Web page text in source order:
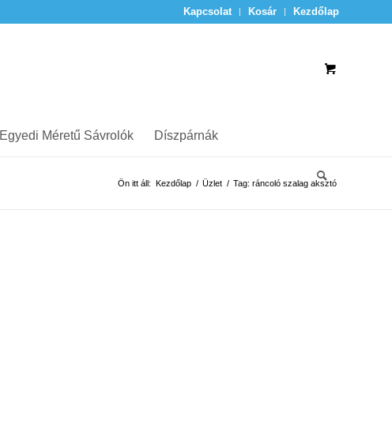
Kapcsolat Kosár Kezdőlap
Egyedi Méretű Sávrolók Díszpárnák
Ön itt áll: Kezdőlap / Üzlet / Tag: ráncoló szalag aksztó